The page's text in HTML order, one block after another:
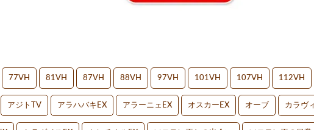
77VH 81VH 87VH 88VH 97VH 101VH 107VH 112VH
アジトTV アラハバキEX アラーニェEX オスカーEX オーブ カラヴ